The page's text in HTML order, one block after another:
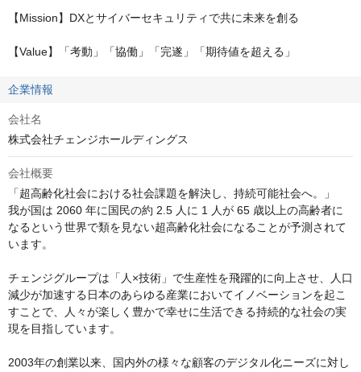
【Mission】DXとサイバーセキュリティで共に未来を創る
【Value】「考動」「協働」「完遂」「期待値を超える」
企業情報
会社名
株式会社チェンジホールディングス
会社概要
「超高齢化社会における社会課題を解決し、持続可能社会へ。」
我が国は 2060 年に国民の約 2.5 人に 1 人が 65 歳以上の高齢者に
なるという世界で類を見ない超高齢化社会になることが予測されて
います。
チェンジグループは「人×技術」で生産性を飛躍的に向上させ、人口
減少が加速する日本のあらゆる産業においてイノベーションを起こ
すことで、人々が楽しく豊かで幸せに生活できる持続的な社会の実
現を目指しています。
2003年の創業以来、国内外の様々な顧客のデジタル化ニーズに対し